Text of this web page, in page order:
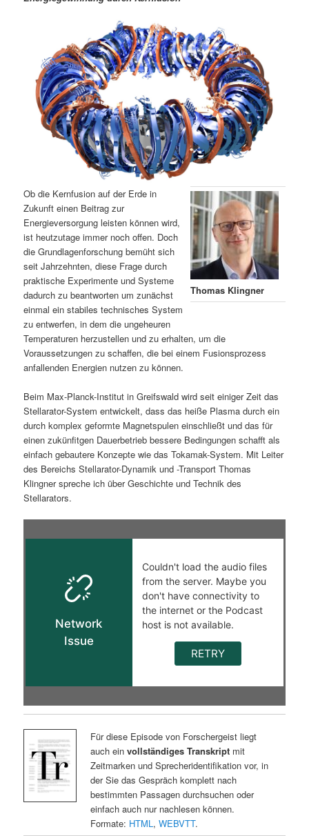
e
h
a
l
t
s
p
i
n
g
e
ä
I
n
h
a
l
t
p
r
i
n
n
Thomas Klingner
Ob die Kernfusion auf der Erde in
Zukunft einen Beitrag zur
Energieversorgung leisten können wird,
ist heutzutage immer noch offen. Doch
die Grundlagenforschung bemüht sich
seit Jahrzehnten, diese Frage durch
praktische Experimente und Systeme
dadurch zu beantworten um zunächst
einmal ein stabiles technisches System
zu entwerfen, in dem die ungeheuren
Temperaturen herzustellen und zu erhalten, um die
Voraussetzungen zu schaffen, die bei einem Fusionsprozess
anfallenden Energien nutzen zu können.
Beim Max-Planck-Institut in Greifswald wird seit einiger Zeit das
Stellarator-System entwickelt, dass das heiße Plasma durch ein
durch komplex geformte Magnetspulen einschließt und das für
einen zukünfitgen Dauerbetrieb bessere Bedingungen schafft als
einfach gebautere Konzepte wie das Tokamak-System. Mit Leiter
des Bereichs Stellarator-Dynamik und -Transport Thomas
Klingner spreche ich über Geschichte und Technik des
Stellarators.
Für diese Episode von Forschergeist liegt
auch ein vollständiges Transkriptmit
Zeitmarken und Sprecheridentifikation vor, in
der Sie das Gespräch komplett nach
bestimmten Passagen durchsuchen oder
einfach auch nur nachlesen können.
Formate: HTML, WEBVTT.